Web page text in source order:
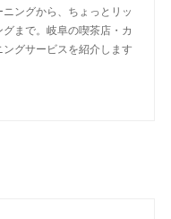
ングから、ちょっとリッ
まで。岐阜の喫茶店・カ
グサービスを紹介します